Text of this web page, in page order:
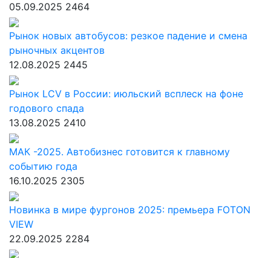
05.09.2025 2464
Рынок новых автобусов: резкое падение и смена
рыночных акцентов
12.08.2025 2445
Рынок LCV в России: июльский всплеск на фоне
годового спада
13.08.2025 2410
МАК -2025. Автобизнес готовится к главному
событию года
16.10.2025 2305
Новинка в мире фургонов 2025: премьера FOTON
VIEW
22.09.2025 2284